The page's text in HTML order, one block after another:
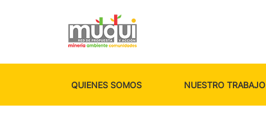
QUIENES SOMOS NUESTRO TRABAJO